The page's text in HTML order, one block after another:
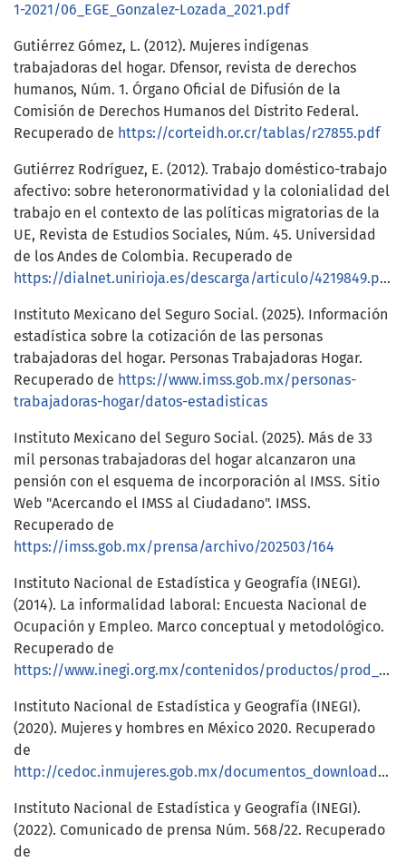
1-2021/06_EGE_Gonzalez-Lozada_2021.pdf
Gutiérrez Gómez, L. (2012). Mujeres indígenas
trabajadoras del hogar. Dfensor, revista de derechos
humanos, Núm. 1. Órgano Oficial de Difusión de la
Comisión de Derechos Humanos del Distrito Federal.
Recuperado de https://corteidh.or.cr/tablas/r27855.pdf
Gutiérrez Rodríguez, E. (2012). Trabajo doméstico-trabajo
afectivo: sobre heteronormatividad y la colonialidad del
trabajo en el contexto de las políticas migratorias de la
UE, Revista de Estudios Sociales, Núm. 45. Universidad
de los Andes de Colombia. Recuperado de
https://dialnet.unirioja.es/descarga/articulo/4219849.pdf
Instituto Mexicano del Seguro Social. (2025). Información
estadística sobre la cotización de las personas
trabajadoras del hogar. Personas Trabajadoras Hogar.
Recuperado de https://www.imss.gob.mx/personas-
trabajadoras-hogar/datos-estadisticas
Instituto Mexicano del Seguro Social. (2025). Más de 33
mil personas trabajadoras del hogar alcanzaron una
pensión con el esquema de incorporación al IMSS. Sitio
Web "Acercando el IMSS al Ciudadano". IMSS.
Recuperado de
https://imss.gob.mx/prensa/archivo/202503/164
Instituto Nacional de Estadística y Geografía (INEGI).
(2014). La informalidad laboral: Encuesta Nacional de
Ocupación y Empleo. Marco conceptual y metodológico.
Recuperado de
https://www.inegi.org.mx/contenidos/productos/prod_serv/contenidos/espanol/bvinegi/productos/metodologias/ENOE/ENOE2014/informal_laboral/702825060459.pdf
Instituto Nacional de Estadística y Geografía (INEGI).
(2020). Mujeres y hombres en México 2020. Recuperado
de
http://cedoc.inmujeres.gob.mx/documentos_download/mujeresyhombresenmexico2020_101353.pdf
Instituto Nacional de Estadística y Geografía (INEGI).
(2022). Comunicado de prensa Núm. 568/22. Recuperado
de